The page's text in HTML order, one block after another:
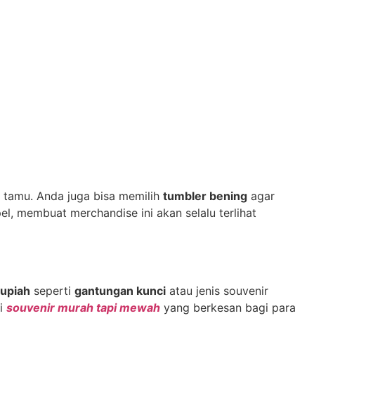
Anda juga bisa memilih tumbler bening agar
membuat merchandise ini akan selalu terlihat
seperti gantungan kunci atau jenis souvenir
souvenir murah tapi mewah yang berkesan bagi para